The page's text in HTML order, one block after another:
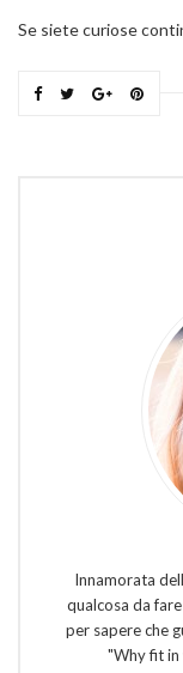
Se siete curiose
Innamorata
qualcosa da
per sapere che
"Why fit in